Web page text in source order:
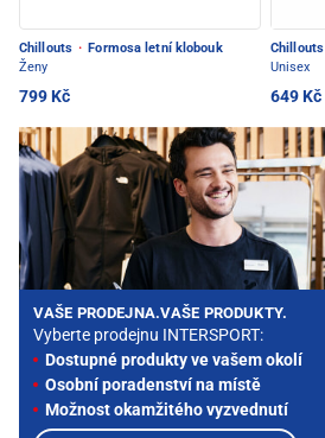
Chillouts · Formosa letní klobouk
Ženy
799 Kč
Chillouts
Unisex
649 Kč
VAŠE PRODEJNA.VAŠE PRODUKTY.
Vyberte prodejnu INTERSPORT:
Dostupné produkty ve vašem okolí
Osobní poradenství na místě
Možnost okamžitého vyzvednutí